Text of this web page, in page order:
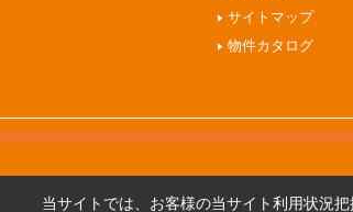
サイトマップ
物件カタログ
当サイトでは、お客様の当サイト利用状況